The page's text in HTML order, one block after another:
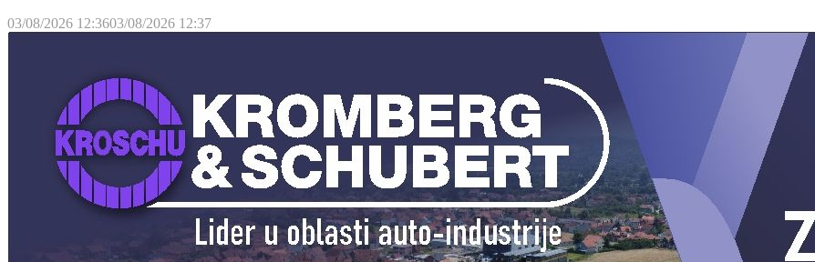
03/08/2026 12:3603/08/2026 12:37